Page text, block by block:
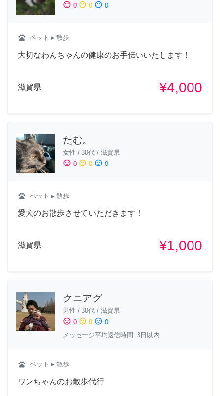
sentiment_satisfied 0 sentiment_neutral 0 sentiment_dissatisfied 0
pets ペット ▸ 散歩
大切なわんちゃんの健康のお手伝いいたします！
滋賀県 ¥4,000
たむ。
女性 / 30代 / 滋賀県
sentiment_satisfied 0 sentiment_neutral 0 sentiment_dissatisfied 0
pets ペット ▸ 散歩
愛犬のお散歩させていただきます！
滋賀県 ¥1,000
クニアグ
男性 / 30代 / 滋賀県
sentiment_satisfied 0 sentiment_neutral 0 sentiment_dissatisfied 0
メッセージ平均返信時間: 3日以内
pets ペット ▸ 散歩
ワンちゃんのお散歩代行